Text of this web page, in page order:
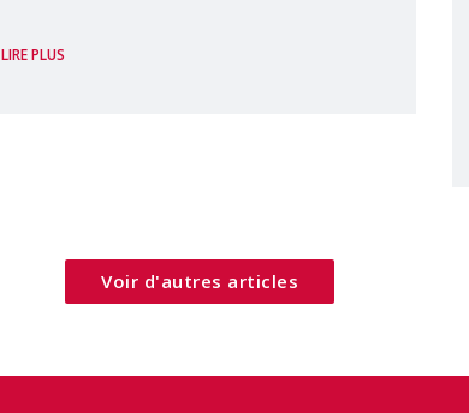
Droits civils et politiques, et les Droits
LIRE PLUS
Voir d'autres articles